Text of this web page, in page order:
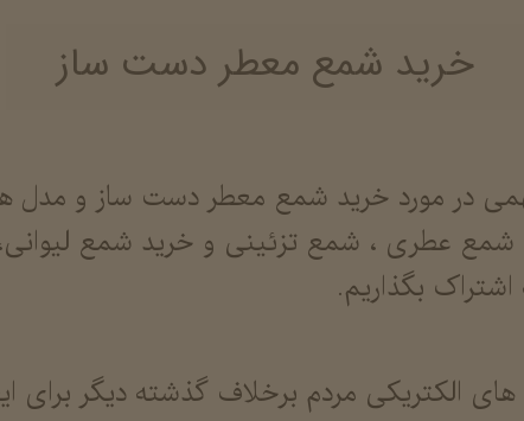
الکتریکی مردم برخلاف گذشته دیگر برای
در مورد خرید شمع معطر دست ساز و
شمع عطری ، شمع تزئینی و خرید شمع
بگذاریم.
خرید شمع معطر دست ساز